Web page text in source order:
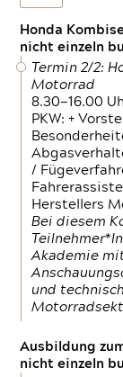
Honda
nicht einzeln
Termin 2/2:
Motorrad
8.30—16.00
PKW: +
/
Herstellers
Bei diesem
Akademie
und
Ausbildung
nicht einzeln